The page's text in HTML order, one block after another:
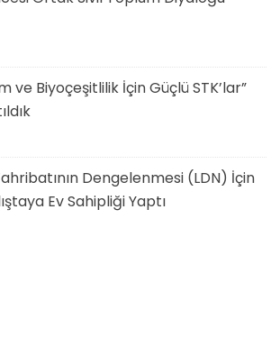
ve Biyoçeşitlilik İçin Güçlü STK’lar”
Dengelenmesi (LDN) İçin
Ev Sahipliği Yaptı